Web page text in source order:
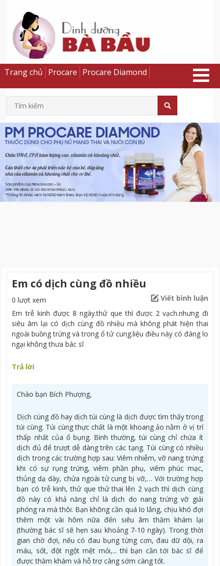
Em có dịch cùng đồ nhiều
0 lượt xem
Viết bình luận
Em trễ kinh được 8 ngày.thử que thì được 2 vạch.nhưng đi
siêu âm lại có dịch cùng đồ nhiều mà không phát hiện thai
ngoài buồng trứng và trong ổ tử cung.liệu điều này có đáng lo
ngại không thưa bác sĩ
Trả lời
Chào bạn Bích Phượng,
Dịch cùng đồ hay dịch túi cùng là dịch được tìm thấy trong
túi cùng. Túi cùng thực chất là một khoang ảo nằm ở vị trí
thấp nhất của ổ bụng. Bình thường, túi cùng chỉ chứa ít
dịch đủ để trượt dễ dàng trên các tạng. Túi cùng có nhiều
dịch trong các trường hợp sau: Viêm nhiễm, vỡ nang trứng
khi có sự rụng trứng, viêm phần phụ, viêm phúc mạc,
thủng dạ dày, chửa ngoài tử cung bị vỡ,… Với trường hợp
bạn có trễ kinh, thử que thử thai lên 2 vạch thì dịch cùng
đồ này có khả năng chỉ là dịch do nang trứng vỡ giải
phóng ra mà thôi. Bạn không cần quá lo lắng, chịu khó đợi
thêm một vài hôm nữa đến siêu âm thăm khám lại
(thường bác sĩ sẽ hẹn sau khoảng 7-10 ngày). Trong thời
gian chờ đợi, nếu có đau bụng từng cơn, đau dữ dội, ra
máu, sốt, đột ngột mệt mỏi,... thì bạn cần tới bác sĩ để
được thăm khám và hỗ trợ càng sớm càng tốt.
Trang chủ Procare Procare Diamond